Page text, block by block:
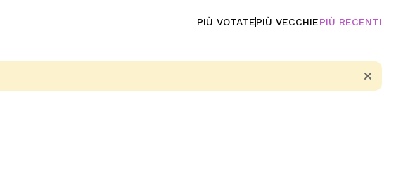
PIÙ VOTATEPIÙ VECCHIEPIÙ RECENTI